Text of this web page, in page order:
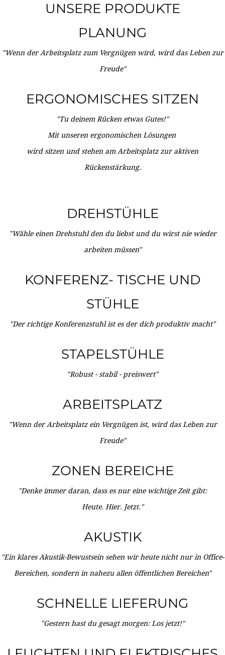
UNSERE PRODUKTE
PLANUNG
"Wenn der Arbeitsplatz zum Vergnügen wird, wird das Leben zur
Freude"
ERGONOMISCHES SITZEN
"Tu deinem Rücken etwas Gutes!"
Mit unseren ergonomischen Lösungen
wird sitzen und stehen am Arbeitsplatz zur aktiven
Rückenstärkung.
DREHSTÜHLE
"Wähle einen Drehstuhl den du liebst und du wirst nie wieder
arbeiten müssen"
KONFERENZ- TISCHE UND
STÜHLE
"Der richtige Konferenzstuhl ist es der dich produktiv macht"
STAPELSTÜHLE
"Robust - stabil - preiswert"
ARBEITSPLATZ
"Wenn der Arbeitsplatz ein Vergnügen ist, wird das Leben zur
Freude"
ZONEN BEREICHE
"Denke immer daran, dass es nur eine wichtige Zeit gibt:
Heute. Hier. Jetzt."
AKUSTIK
"Ein klares Akustik-Bewustsein sehen wir heute nicht nur in Office-
Bereichen, sondern in nahezu allen öffentlichen Bereichen"
SCHNELLE LIEFERUNG
"Gestern hast du gesagt morgen: Los jetzt!"